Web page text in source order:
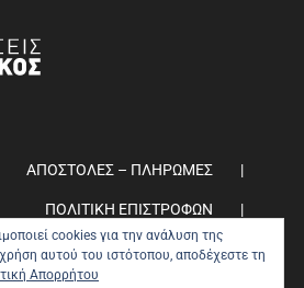
ΑΠΟΣΤΟΛΕΣ – ΠΛΗΡΩΜΕΣ
ΠΟΛΙΤΙΚΗ ΕΠΙΣΤΡΟΦΩΝ
ΠΟΛΙΤΙΚΗ ΑΠΟΡΡΗΤΟΥ 0
cookies για την ανάλυση της
αυτού του ιστότοπου, αποδέχεστε τη
Απορρήτου